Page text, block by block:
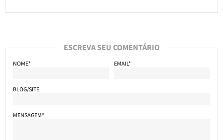
ESCREVA SEU COMENTÁRIO
NOME* EMAIL*
BLOG/SITE
MENSAGEM*